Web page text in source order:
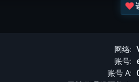
网络:
账号:
账号 A: